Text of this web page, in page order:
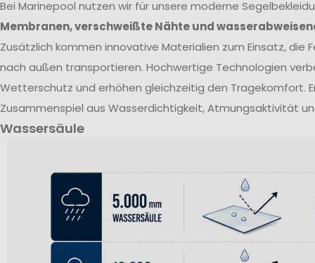
Bei Marinepool nutzen wir für unsere moderne
Membranen, verschweißte Nähte und
Zusätzlich kommen innovative Materialien zum Einsatz, die
nach außen transportieren. Hochwertige Technologien
Wetterschutz und erhöhen gleichzeitig den Tragekomfort.
Zusammenspiel aus Wasserdichtigkeit, Atmungsaktivität
Wassersäule